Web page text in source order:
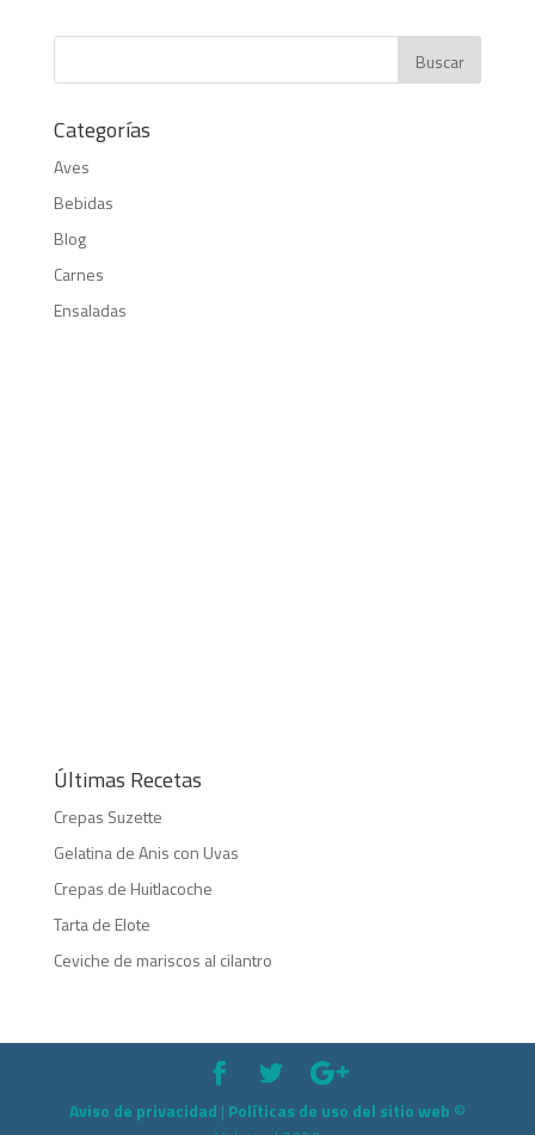
Categorías
Aves
Bebidas
Blog
Carnes
Ensaladas
Últimas Recetas
Crepas Suzette
Gelatina de Anis con Uvas
Crepas de Huitlacoche
Tarta de Elote
Ceviche de mariscos al cilantro
Aviso de privacidad | Políticas de uso del sitio web ©